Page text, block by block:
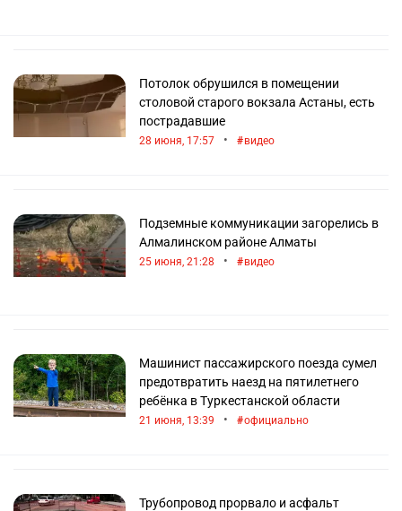
Потолок обрушился в помещении
столовой старого вокзала Астаны, есть
пострадавшие
28 июня, 17:57 • видео
Подземные коммуникации загорелись в
Алмалинском районе Алматы
25 июня, 21:28 • видео
Машинист пассажирского поезда сумел
предотвратить наезд на пятилетнего
ребёнка в Туркестанской области
21 июня, 13:39 • официально
Трубопровод прорвало и асфальт